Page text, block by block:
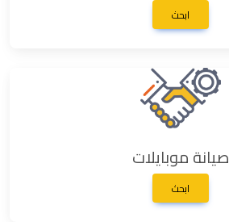
ابحث
صيانة موبايلات
ابحث